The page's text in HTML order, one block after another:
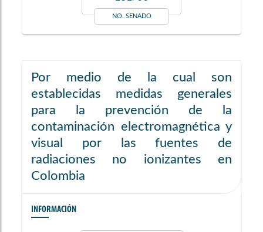
NO. SENADO
Por medio de la cual son
establecidas medidas generales
para la prevención de la
contaminación electromagnética y
visual por las fuentes de
radiaciones no ionizantes en
Colombia
INFORMACIÓN